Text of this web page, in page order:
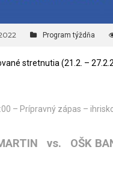
Program týždňa
stretnutia (21.2. –
– Prípravný zápas –
vs. OŠK